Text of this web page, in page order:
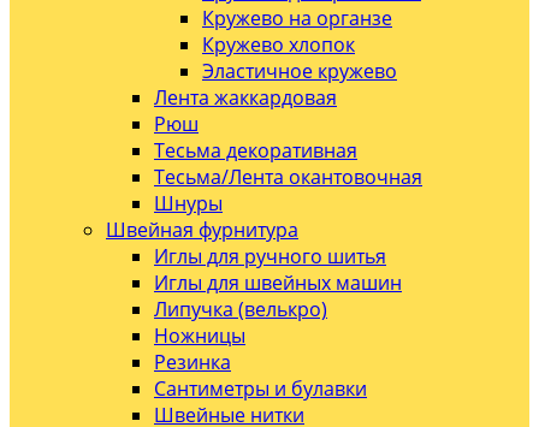
Кружево на органзе
Кружево хлопок
Эластичное кружево
Лента жаккардовая
Рюш
Тесьма декоративная
Тесьма/Лента окантовочная
Шнуры
Швейная фурнитура
Иглы для ручного шитья
Иглы для швейных машин
Липучка (велькро)
Ножницы
Резинка
Сантиметры и булавки
Швейные нитки